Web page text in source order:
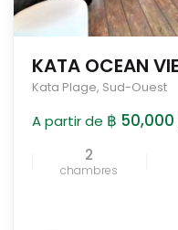
KATA OCEAN
Kata Plage, Sud-Ouest
A partir de ฿ 50,000
2
chambres